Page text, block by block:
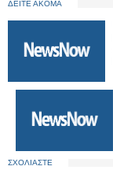
ΔΕΙΤΕ ΑΚΟΜΑ
ΣΧΟΛΙΑΣΤΕ